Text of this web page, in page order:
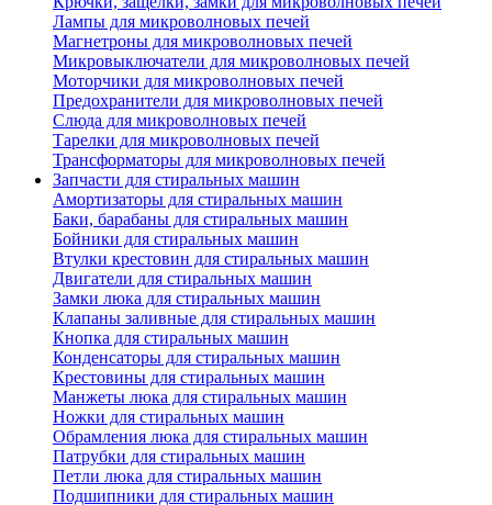
Лампы для микроволновых печей
Магнетроны для микроволновых печей
Микровыключатели для микроволновых печей
Моторчики для микроволновых печей
Предохранители для микроволновых печей
Слюда для микроволновых печей
Тарелки для микроволновых печей
Трансформаторы для микроволновых печей
Запчасти для стиральных машин
Амортизаторы для стиральных машин
Баки, барабаны для стиральных машин
Бойники для стиральных машин
Втулки крестовин для стиральных машин
Двигатели для стиральных машин
Замки люка для стиральных машин
Клапаны заливные для стиральных машин
Кнопка для стиральных машин
Конденсаторы для стиральных машин
Крестовины для стиральных машин
Манжеты люка для стиральных машин
Ножки для стиральных машин
Обрамления люка для стиральных машин
Патрубки для стиральных машин
Петли люка для стиральных машин
Подшипники для стиральных машин